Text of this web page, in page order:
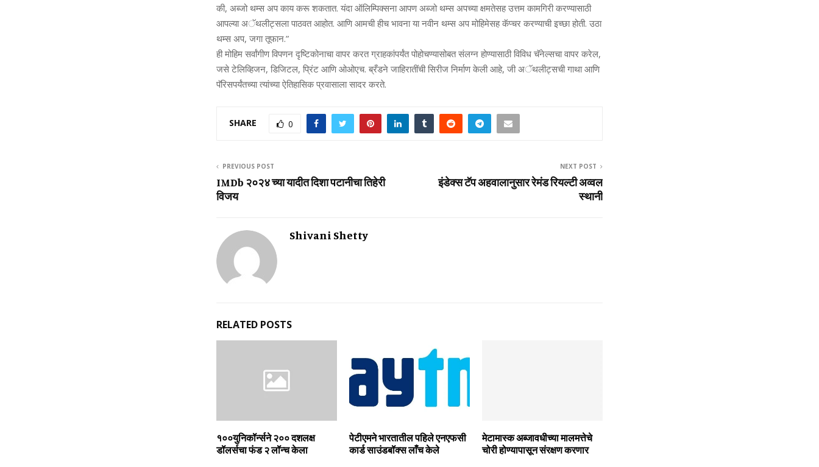
की, अब्‍जो थम्‍स अप काय करू शकतात. यंदा ऑलिम्पिक्‍सना आपण अब्‍जो थम्‍स अपच्‍या क्षमतेसह उत्तम कामगिरी करण्‍यासाठी
आपल्‍या अॅथलीट्सला पाठवत आहोत. आणि आमची हीच भावना या नवीन थम्‍स अप मोहिमेसह कॅप्‍चर करण्‍याची इच्‍छा होती. उठा
थम्‍स अप, जगा तूफान.”
ही मोहिम सर्वांगीण विपणन दृष्टिकोनाचा वापर करत ग्राहकांपर्यंत पोहोचण्‍यासोबत संलग्‍न होण्‍यासाठी विविध चॅनेल्‍सचा वापर करेल,
जसे टेलिव्हिजन, डिजिटल, प्रिंट आणि ओओएच. ब्रँडने जाहिरातींची सिरीज निर्माण केली आहे, जी अॅथलीट्सची गाथा आणि
पॅरिसपर्यंतच्‍या त्‍यांच्‍या ऐतिहासिक प्रवासाला सादर करते.
SHARE 0
PREVIOUS POST
IMDb २०२४ च्या यादीत दिशा पटानीचा तिहेरी
विजय
NEXT POST
इंडेक्स टॅप अहवालानुसार रेमंड रियल्टी अव्वल
स्थानी
Shivani Shetty
RELATED POSTS
१००युनिकॉर्न्‍सने २०० दशलक्ष
डॉलर्सचा फंड २ लॉन्च केला
पेटीएमने भारतातील पहिले एनएफसी
कार्ड साउंडबॉक्स लाँच केले
मेटामास्‍क अब्‍जावधीच्या मालमत्तेचे
चोरी होण्‍यापासून संरक्षण करणार